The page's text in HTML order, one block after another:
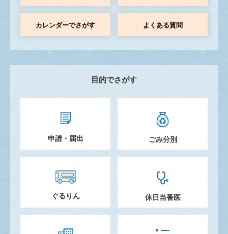
カレンダーでさがす よくある質問
目的でさがす
申請・届出 ごみ分別
ぐるりん 休日当番医